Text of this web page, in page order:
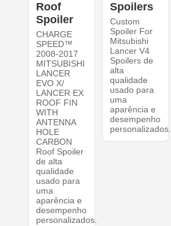
Roof
Spoiler
CHARGE
SPEED™
2008-2017
MITSUBISHI
LANCER
EVO X/
LANCER EX
ROOF FIN
WITH
ANTENNA
HOLE
CARBON
Roof Spoiler
de alta
qualidade
usado para
uma
aparência e
desempenho
personalizados.
Spoilers
Custom
Spoiler For
Mitsubishi
Lancer V4
Spoilers de
alta
qualidade
usado para
uma
aparência e
desempenho
personalizados.